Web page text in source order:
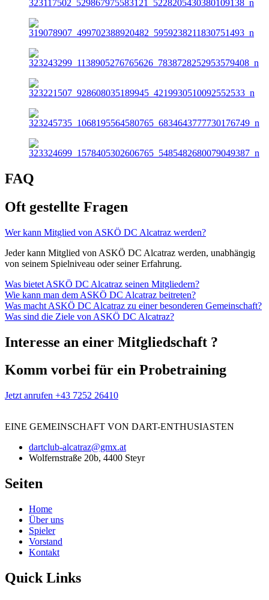
FAQ
Oft gestellte Fragen
Wer kann Mitglied von ASKÖ DC Alcatraz werden?
Jeder kann Mitglied von ASKÖ DC Alcatraz werden, unabhängig
von seinem Spielniveau oder seiner Erfahrung.
Was bietet ASKÖ DC Alcatraz seinen Mitgliedern?
Wie kann man dem ASKÖ DC Alcatraz beitreten?
Was macht ASKÖ DC Alcatraz zu einer besonderen Gemeinschaft?
Was sind die Ziele von ASKÖ DC Alcatraz?
Interesse an einer Mitgliedschaft ?
Komm vorbei für ein Probetraining
Jetzt anrufen +43 7252 26410
EINE GEMEINSCHAFT VON DART-ENTHUSIASTEN
dartclub-alcatraz@gmx.at
Wolfernstraße 20b, 4400 Steyr
Seiten
Home
Über uns
Spieler
Vorstand
Kontakt
Quick Links